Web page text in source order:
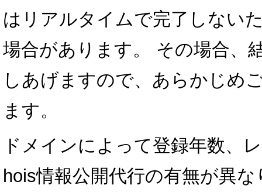
はリアルタイムで完了しない
場合があります。 その場合、
しあげますので、あらかじめ
ます。
ドメインによって登録年数、
hois情報公開代行の有無が異